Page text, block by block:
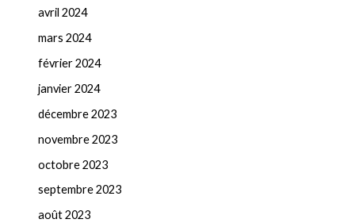
avril 2024
mars 2024
février 2024
janvier 2024
décembre 2023
novembre 2023
octobre 2023
septembre 2023
août 2023